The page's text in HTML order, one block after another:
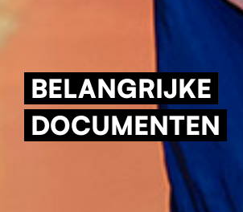
BELANGRIJKE
DOCUMENTEN